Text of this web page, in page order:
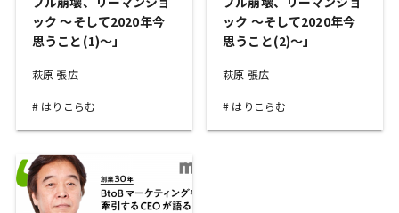
ック ～そして2020年今
思うこと(1)～」
萩原 張広
はりこらむ
ック ～そして2020年今
思うこと(2)～」
萩原 張広
はりこらむ